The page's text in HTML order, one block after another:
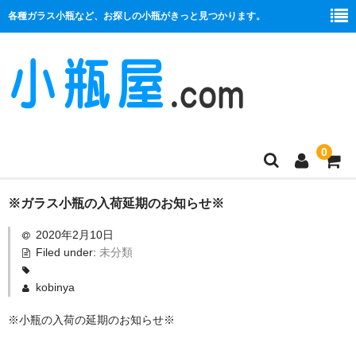
各種ガラス小瓶など、お探しの小瓶がきっと見つかります。
0
商品一覧
絞り口
※ガラス小瓶の入荷延期のお知らせ※
2020年2月10日
Filed under: 未分類
kobinya
※小瓶の入荷の延期のお知らせ※